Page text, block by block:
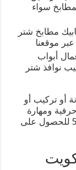
سواء
مطابخ شتر
موقعنا
أبواب
نوافذ شتر
أو تركيب أو
ومهارة
ماذا تنتظر راسلنا عبر رقمنا 52227343 للحصول على